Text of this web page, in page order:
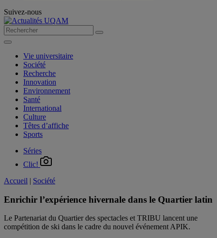
Suivez-nous
Vie universitaire
Société
Recherche
Innovation
Environnement
Santé
International
Culture
Têtes d’affiche
Sports
Séries
Clic!
Accueil | Société
Enrichir l’expérience hivernale dans le Quartier latin
Le Partenariat du Quartier des spectacles et TRIBU lancent une
compétition de ski dans le cadre du nouvel événement APIK.